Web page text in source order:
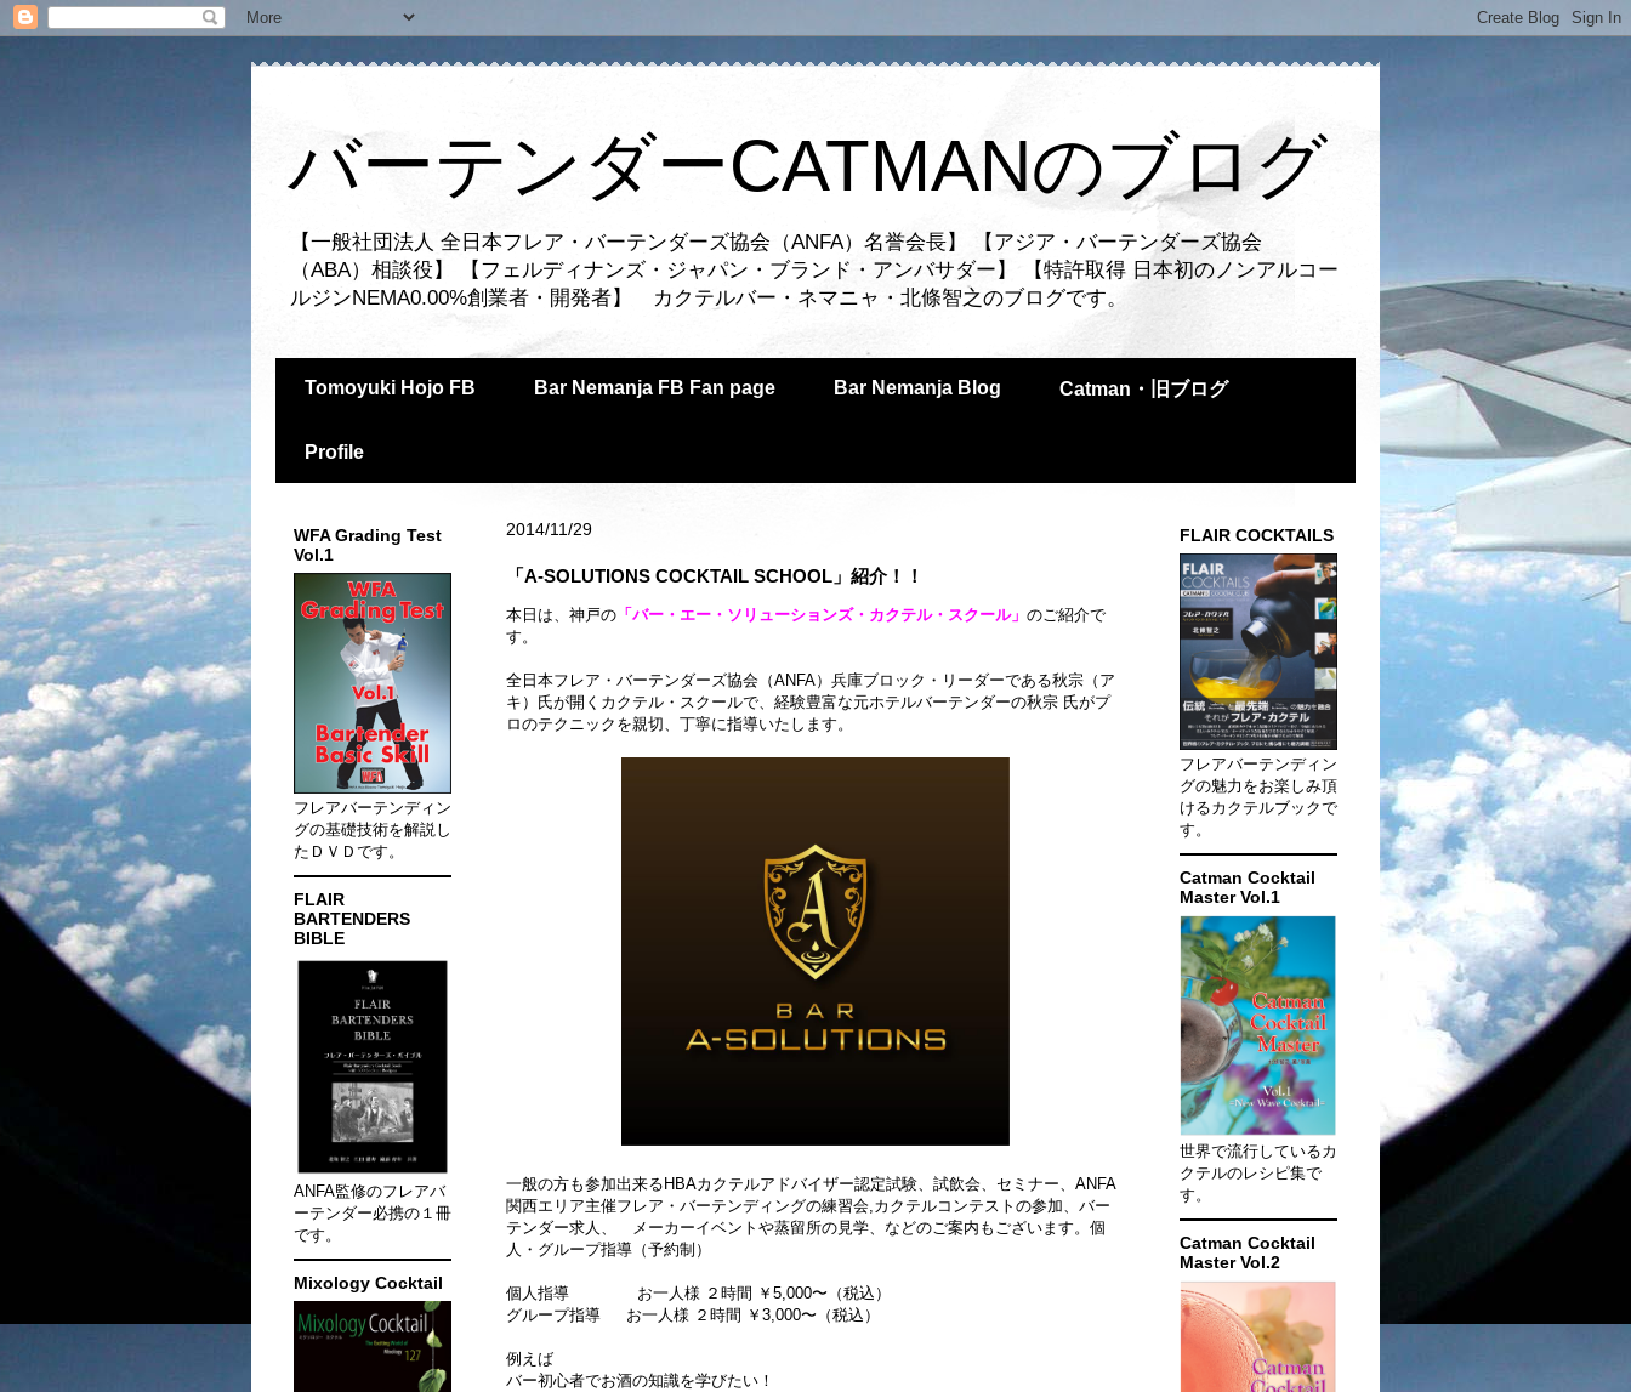
バーテンダーCATMANのブログ
【一般社団法人 全日本フレア・バーテンダーズ協会（ANFA）名誉会長】 【アジア・バーテンダーズ協会
（ABA）相談役】 【フェルディナンズ・ジャパン・ブランド・アンバサダー】 【特許取得 日本初のノンアルコー
ルジンNEMA0.00%創業者・開発者】 カクテルバー・ネマニャ・北條智之のブログです。
Tomoyuki Hojo FB Bar Nemanja FB Fan page Bar Nemanja Blog Catman・旧ブログ
Profile
2014/11/29
「A-SOLUTIONS COCKTAIL SCHOOL」紹介！！
本日は、神戸の 「バー・エー・ソリューションズ・カクテル・スクール」 のご紹介で
す。
全日本フレア・バーテンダーズ協会（ANFA）兵庫ブロック・リーダーである秋宗（ア
キ）氏が開くカクテル・スクールで、経験豊富な元ホテルバーテンダーの秋宗 氏がプ
ロのテクニックを親切、丁寧に指導いたします。
一般の方も参加出来るHBAカクテルアドバイザー認定試験、試飲会、セミナー、ANFA
関西エリア主催フレア・バーテンディングの練習会,カクテルコンテストの参加、バー
テンダー求人、 メーカーイベントや蒸留所の見学、などのご案内もございます。個
人・グループ指導（予約制）
個人指導 お一人様 ２時間 ￥5,000〜（税込）
グループ指導 お一人様 ２時間 ￥3,000〜（税込）
例えば
バー初心者でお酒の知識を学びたい！
WFA Grading Test
Vol.1
フレアバーテンディン
グの基礎技術を解説し
たＤＶＤです。
FLAIR
BARTENDERS
BIBLE
ANFA監修のフレアバ
ーテンダー必携の１冊
です。
Mixology Cocktail
FLAIR COCKTAILS
フレアバーテンディン
グの魅力をお楽しみ頂
けるカクテルブックで
す。
Catman Cocktail
Master Vol.1
世界で流行しているカ
クテルのレシピ集で
す。
Catman Cocktail
Master Vol.2